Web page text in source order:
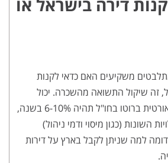
דירה בישראל או
משקיעים האם כדאי לקנות
זה שיקול התשואה מהשכרה. יכול
להיות שהתשואה התיאורטית ברוטו בחו"ל תהיה 6-10% בשנה,
השונות (כגון מיסוי ודמי ניהול)
למה שניתן לקבל בארץ על דירות